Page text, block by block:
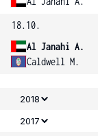
18.10.
Al Janahi A.
Caldwell M.
2018
2017